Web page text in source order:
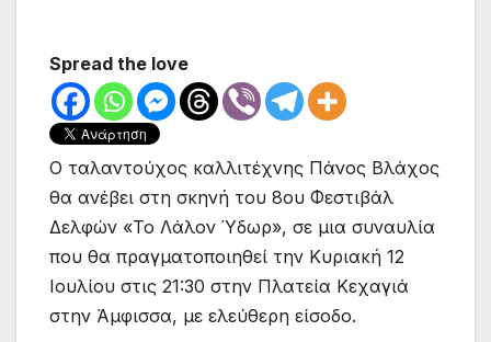
Spread the love
Ο ταλαντούχος καλλιτέχνης Πάνος Βλάχος
θα ανέβει στη σκηνή του 8ου Φεστιβάλ
Δελφών «Το Λάλον Ύδωρ», σε μια συναυλία
που θα πραγματοποιηθεί την Κυριακή 12
Ιουλίου στις 21:30 στην Πλατεία Κεχαγιά
στην Άμφισσα, με ελεύθερη είσοδο.